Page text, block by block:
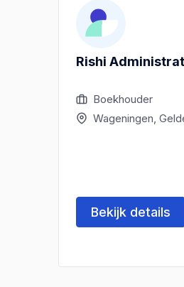
Rishi
Boekhouder
Wageningen,
Bekijk details